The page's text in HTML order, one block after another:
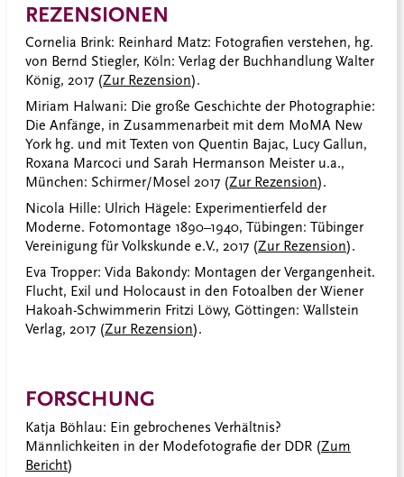
REZENSIONEN
Cornelia Brink: Reinhard Matz: Fotografien verstehen, hg.
von Bernd Stiegler, Köln: Verlag der Buchhandlung Walter
König, 2017 (Zur Rezension).
Miriam Halwani: Die große Geschichte der Photographie:
Die Anfänge, in Zusammenarbeit mit dem MoMA New
York hg. und mit Texten von Quentin Bajac, Lucy Gallun,
Roxana Marcoci und Sarah Hermanson Meister u.a.,
München: Schirmer/Mosel 2017 (Zur Rezension).
Nicola Hille: Ulrich Hägele: Experimentierfeld der
Moderne. Fotomontage 1890–1940, Tübingen: Tübinger
Vereinigung für Volkskunde e.V., 2017 (Zur Rezension).
Eva Tropper: Vida Bakondy: Montagen der Vergangenheit.
Flucht, Exil und Holocaust in den Fotoalben der Wiener
Hakoah-Schwimmerin Fritzi Löwy, Göttingen: Wallstein
Verlag, 2017 (Zur Rezension).
FORSCHUNG
Katja Böhlau: Ein gebrochenes Verhältnis?
Männlichkeiten in der Modefotografie der DDR (Zum
Bericht)